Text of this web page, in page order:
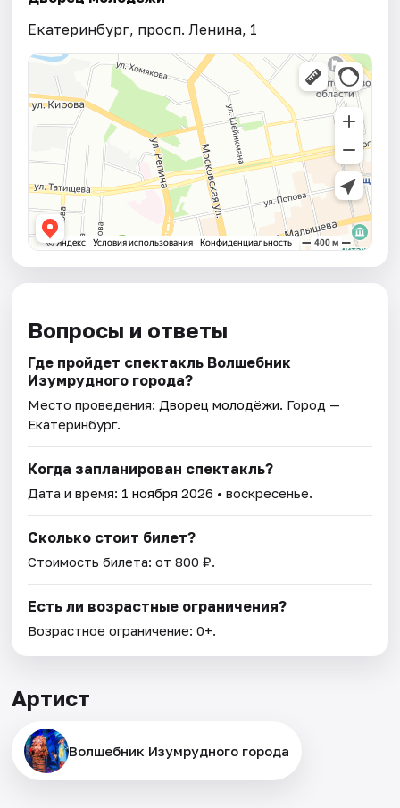
Екатеринбург, просп. Ленина, 1
Вопросы и ответы
Где пройдет спектакль Волшебник
Изумрудного города?
Место проведения: Дворец молодёжи. Город —
Екатеринбург.
Когда запланирован спектакль?
Дата и время: 1 ноября 2026 • воскресенье.
Сколько стоит билет?
Стоимость билета: от 800 ₽.
Есть ли возрастные ограничения?
Возрастное ограничение: 0+.
Артист
Волшебник Изумрудного города